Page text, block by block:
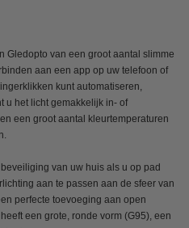
Gledopto van een groot aantal slimme
aan een app op uw telefoon of
kunt automatiseren,
u het licht gemakkelijk in- of
een groot aantal kleurtemperaturen
van uw huis als u op pad
aan te passen aan de sfeer van
perfecte toevoeging aan open
een grote, ronde vorm (G95), een